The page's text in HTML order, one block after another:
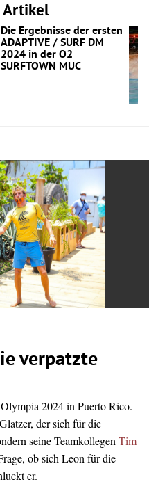
Artikel
Die Ergebnisse der ersten
ADAPTIVE / SURF DM
2024 in der O2
SURFTOWN MUC
verpatzte
2024 in Puerto Rico.
der sich für die
seine TeamkollegenTim
ob sich Leon für die
er.